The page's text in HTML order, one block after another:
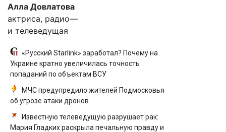
Алла Довлатова
актриса, радио—
и телеведущая
«Русский Starlink» заработал? Почему на
Украине кратно увеличилась точность
попаданий по объектам ВСУ
МЧС предупредило жителей Подмосковья
об угрозе атаки дронов
Известную телеведущую разрушает рак:
Мария Гладких раскрыла печальную правду и